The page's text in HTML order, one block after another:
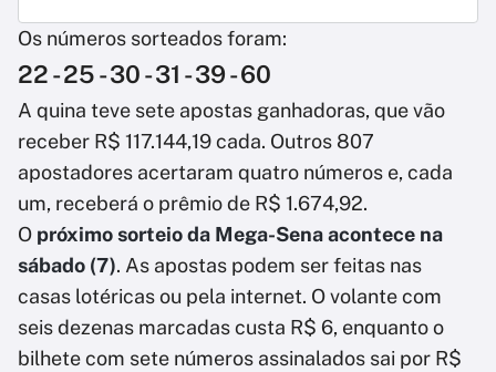
Os números sorteados foram:
22 - 25 - 30 - 31 - 39 - 60
A quina teve sete apostas ganhadoras, que vão
receber R$ 117.144,19 cada. Outros 807
apostadores acertaram quatro números e, cada
um, receberá o prêmio de R$ 1.674,92.
O próximo sorteio da Mega-Sena acontece na
sábado (7). As apostas podem ser feitas nas
casas lotéricas ou pela internet. O volante com
seis dezenas marcadas custa R$ 6, enquanto o
bilhete com sete números assinalados sai por R$